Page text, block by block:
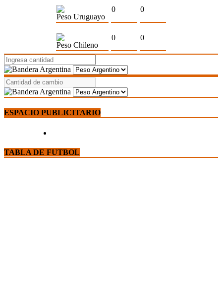
Peso Uruguayo
0 0
Peso Chileno
0 0
ESPACIO PUBLICITARIO
TABLA DE FUTBOL